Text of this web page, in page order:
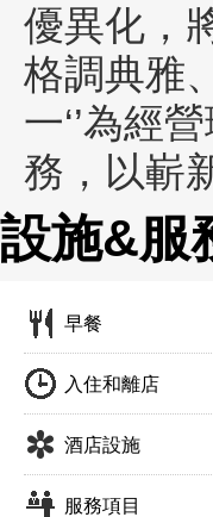
優異化，
格調典雅
一‘’為經
務，以嶄
設施&服
早餐
入住和離店
酒店設施
服務項目